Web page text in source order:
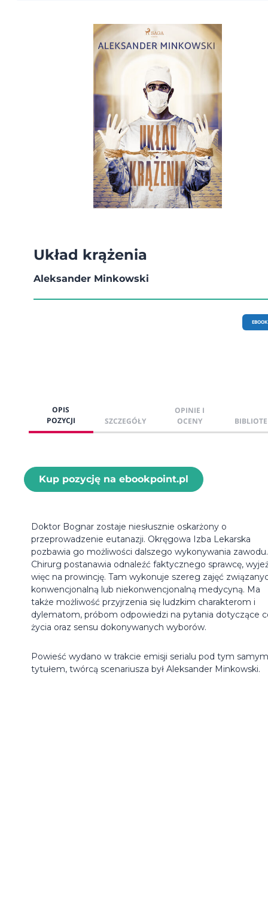
Układ krążenia
Aleksander Minkowski
EBOOK
OPIS
POZYCJI
SZCZEGÓŁY
OPINIE I
OCENY
Kup pozycję na ebookpoint.pl
Doktor Bognar zostaje niesłusznie oskarżony o
przeprowadzenie eutanazji. Okręgowa Izba Lekarska
pozbawia go możliwości dalszego wykonywania zawodu.
Chirurg postanawia odnaleźć faktycznego sprawcę,
więc na prowincję. Tam wykonuje szereg zajęć
konwencjonalną lub niekonwencjonalną medycyną. Ma
także możliwość przyjrzenia się ludzkim charakterom i
dylematom, próbom odpowiedzi na pytania dotyczące
życia oraz sensu dokonywanych wyborów.
Powieść wydano w trakcie emisji serialu pod tym samym
tytułem, twórcą scenariusza był Aleksander Minkowski.